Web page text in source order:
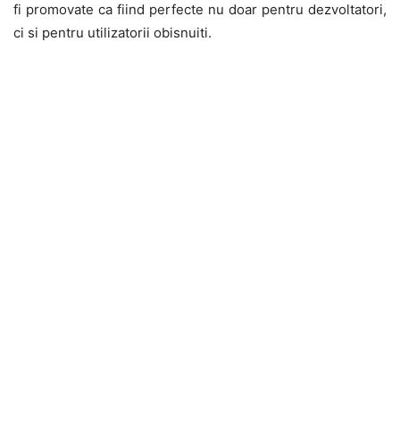
fi promovate ca fiind perfecte nu doar pentru dezvoltatori,
ci si pentru utilizatorii obisnuiti.